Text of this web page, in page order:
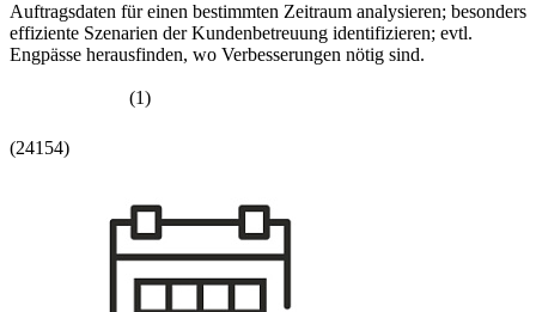
Auftragsdaten für einen bestimmten Zeitraum analysieren; besonders
effiziente Szenarien der Kundenbetreuung identifizieren; evtl.
Engpässe herausfinden, wo Verbesserungen nötig sind.
(1)
(24154)